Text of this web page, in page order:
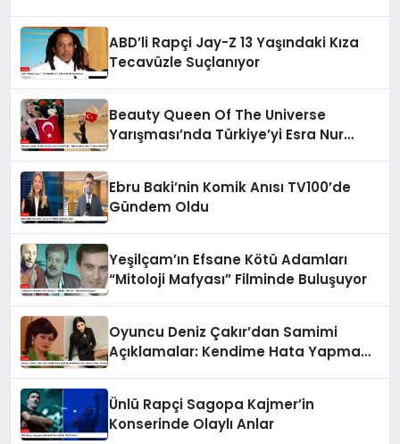
ABD’li Rapçi Jay-Z 13 Yaşındaki Kıza
Tecavüzle Suçlanıyor
Beauty Queen Of The Universe
Yarışması’nda Türkiye’yi Esra Nur
Ebru Baki’nin Komik Anısı TV100’de
Gündem Oldu
Yeşilçam’ın Efsane Kötü Adamları
“Mitoloji Mafyası” Filminde Buluşuyor
Oyuncu Deniz Çakır’dan Samimi
Açıklamalar: Kendime Hata Yapma
Ünlü Rapçi Sagopa Kajmer’in
Konserinde Olaylı Anlar